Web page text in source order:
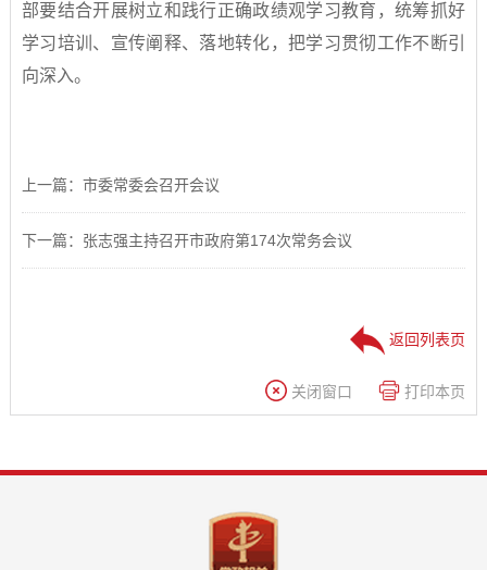
部要结合开展树立和践行正确政绩观学习教育，统筹抓好
学习培训、宣传阐释、落地转化，把学习贯彻工作不断引
向深入。
上一篇：市委常委会召开会议
下一篇：张志强主持召开市政府第174次常务会议
返回列表页
关闭窗口 打印本页